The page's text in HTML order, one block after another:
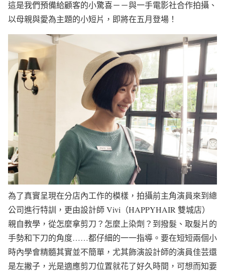
這是我們預備給顧客的小驚喜－－與一手電影社合作拍攝、
以母親與愛為主題的小短片，即將在五月登場！
為了真實呈現在分店內工作的模樣，拍攝前主角演員來到總
公司進行特訓，更由設計師 Vivi（HAPPYHAIR 雙城店）
親自教學，從怎麼拿剪刀？怎麼上染劑？到撥髮、取髮片的
手勢和下刀的角度……都仔細的一一指導。要在短短兩個小
時內學會精髓其實並不簡單，尤其飾演設計師的演員佳芸還
是左撇子，光是適應剪刀位置就花了好久時間，可想而知要